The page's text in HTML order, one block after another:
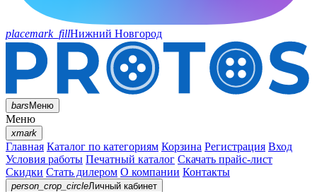
placemark_fillНижний Новгород
barsМеню
Меню
xmark
Главная Каталог по категориям Корзина Регистрация Вход
Условия работы Печатный каталог Скачать прайс-лист
Скидки Стать дилером О компании Контакты
person_crop_circleЛичный кабинет